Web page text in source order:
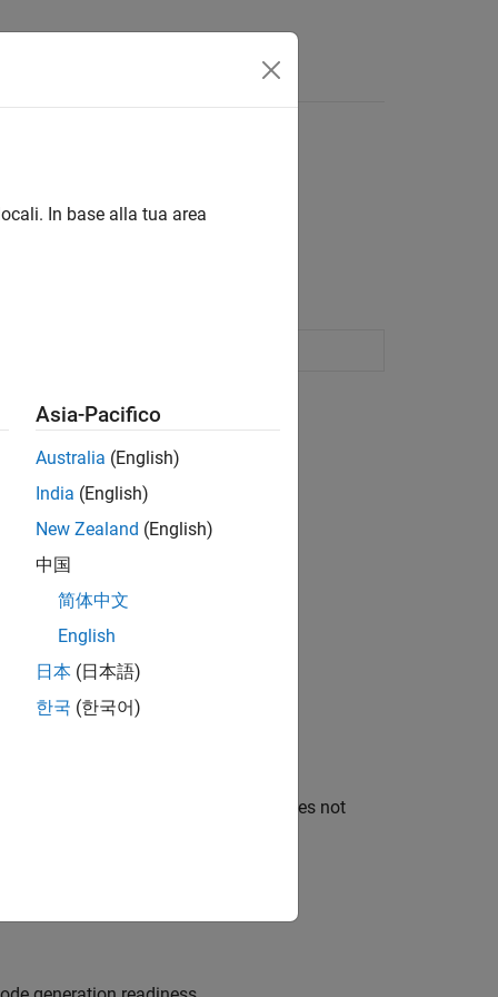
versione in inglese.
functions that code generation does not
In base alla tua area
Asia-Pacifico
Australia (English)
India (English)
New Zealand (English)
中国
简体中文
English
日本 (日本語)
한국 (한국어)